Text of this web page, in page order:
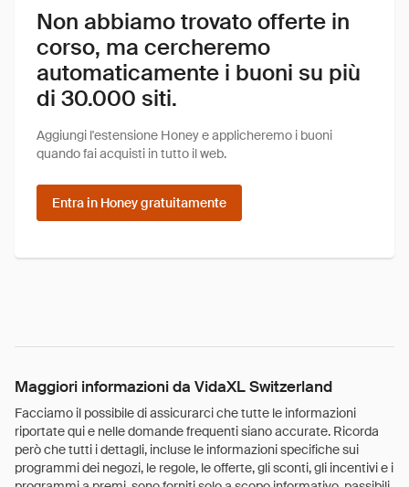
Non abbiamo trovato offerte in
corso, ma cercheremo
automaticamente i buoni su più
di 30.000 siti.
Aggiungi l'estensione Honey e applicheremo i buoni
quando fai acquisti in tutto il web.
Entra in Honey gratuitamente
Maggiori informazioni da VidaXL Switzerland
Facciamo il possibile di assicurarci che tutte le informazioni
riportate qui e nelle domande frequenti siano accurate. Ricorda
però che tutti i dettagli, incluse le informazioni specifiche sui
programmi dei negozi, le regole, le offerte, gli sconti, gli incentivi e i